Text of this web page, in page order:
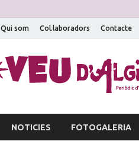
Qui som Col.laboradors Contacte
NOTICIES FOTOGALERIA